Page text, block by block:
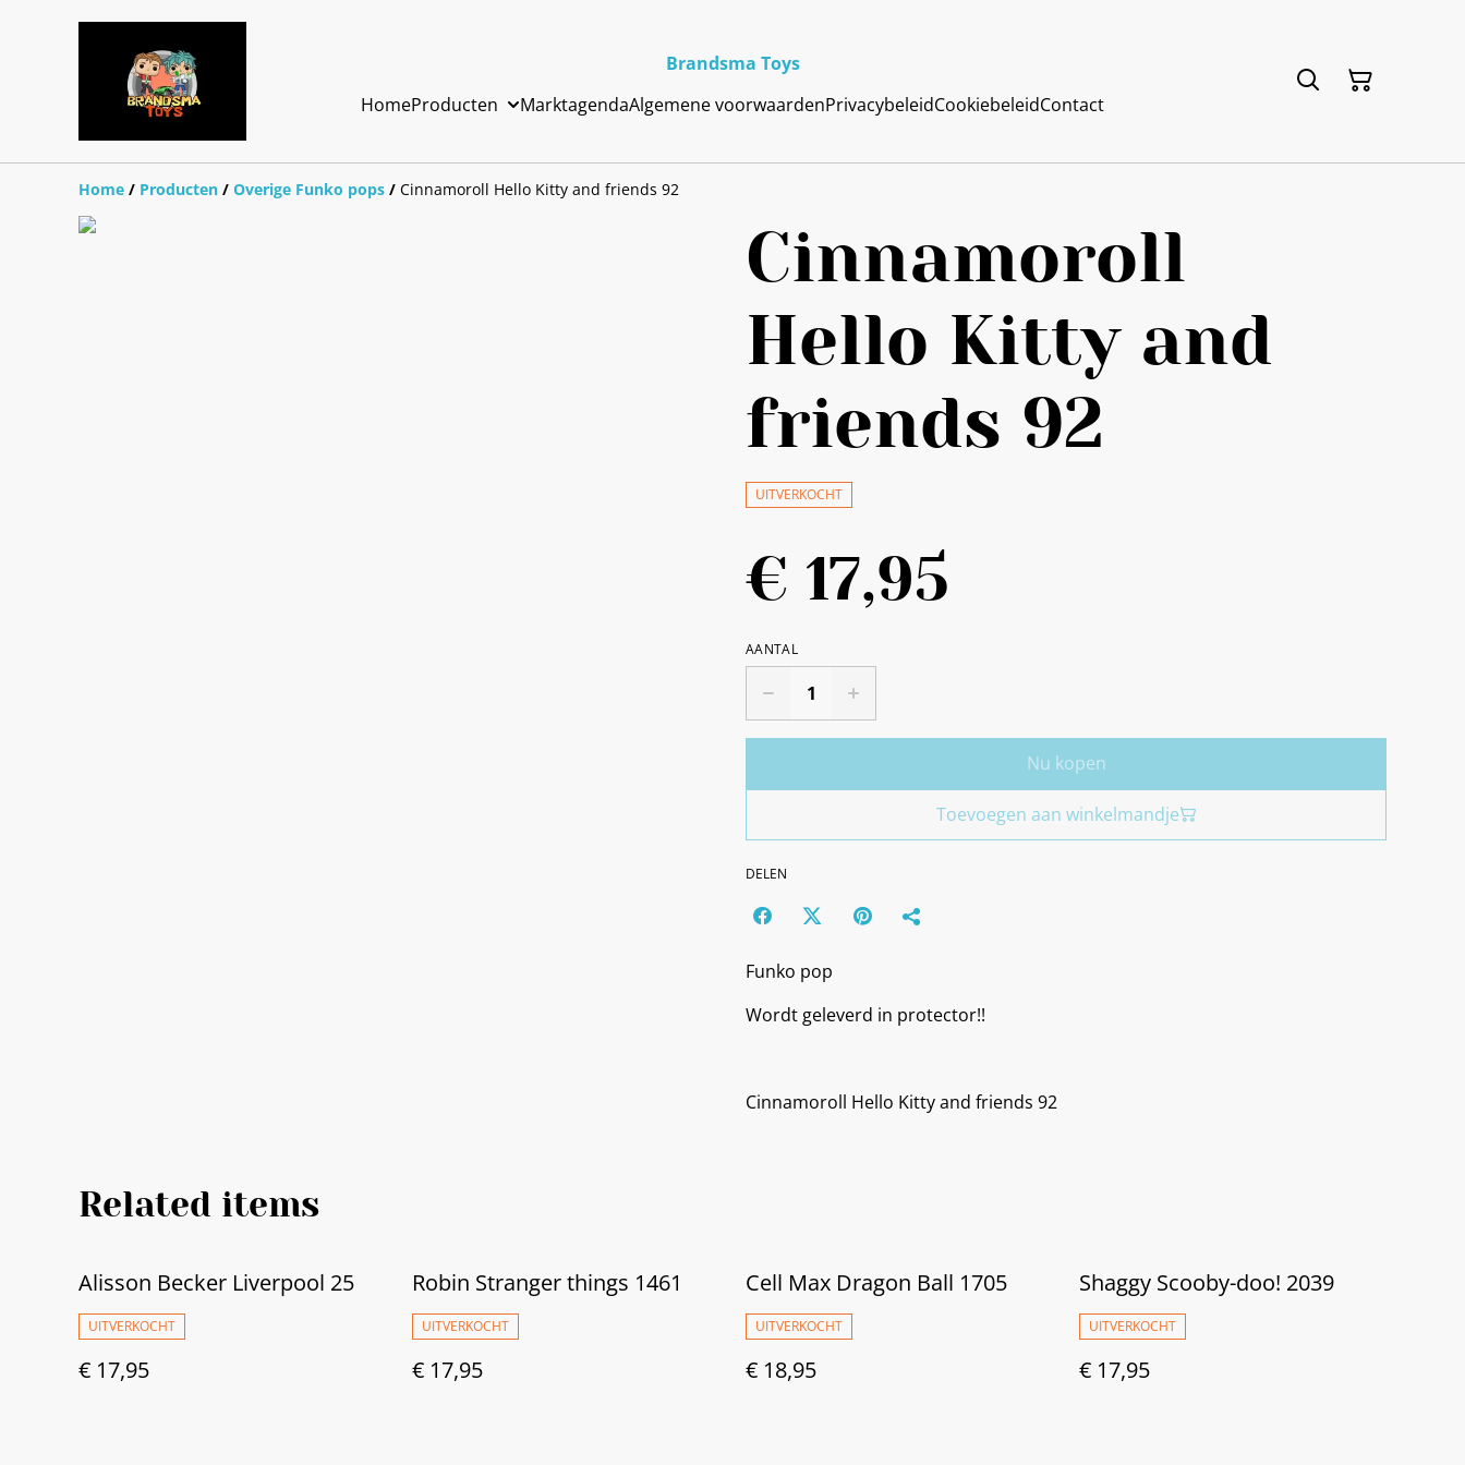
Brandsma Toys
HomeProducten MarktagendaAlgemene voorwaardenPrivacybeleidCookiebeleidContact
Home / Producten / Overige Funko pops / Cinnamoroll Hello Kitty and friends 92
Cinnamoroll
Hello Kitty and
friends 92
UITVERKOCHT
€ 17,95
AANTAL
Nu kopen
Toevoegen aan winkelmandje
DELEN
Funko pop
Wordt geleverd in protector!!
Cinnamoroll Hello Kitty and friends 92
Related items
Alisson Becker Liverpool 25
UITVERKOCHT
€ 17,95
Robin Stranger things 1461
UITVERKOCHT
€ 17,95
Cell Max Dragon Ball 1705
UITVERKOCHT
€ 18,95
Shaggy Scooby-doo! 2039
UITVERKOCHT
€ 17,95